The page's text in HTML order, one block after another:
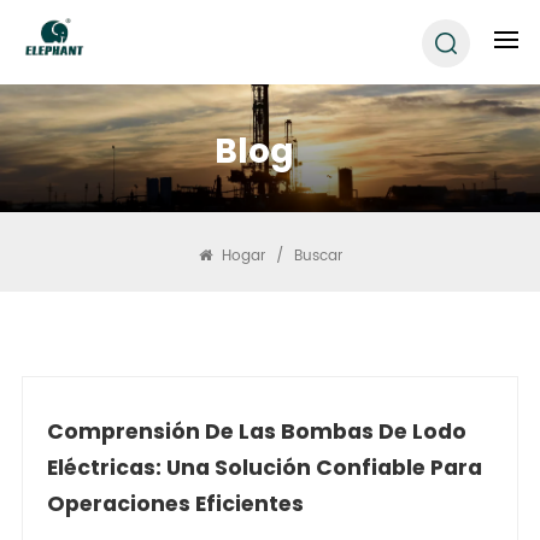
Blog
Hogar / Buscar
Comprensión De Las Bombas De Lodo
Eléctricas: Una Solución Confiable Para
Operaciones Eficientes